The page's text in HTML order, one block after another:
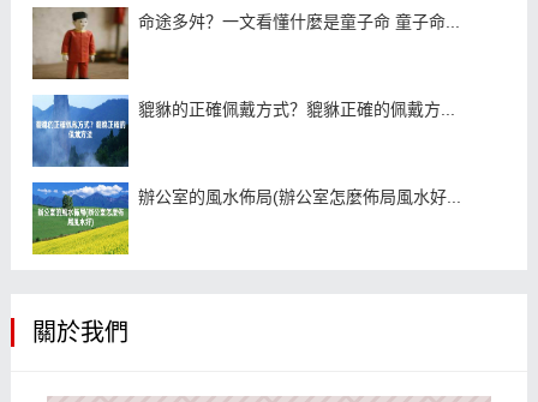
命途多舛？一文看懂什麼是童子命 童子命...
貔貅的正確佩戴方式？貔貅正確的佩戴方...
辦公室的風水佈局(辦公室怎麼佈局風水好...
關於我們